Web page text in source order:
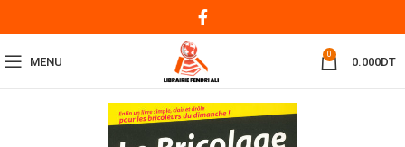
MENU
0
0.000DT